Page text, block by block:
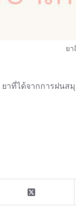
ยา
าที่ได้จากการฝนส